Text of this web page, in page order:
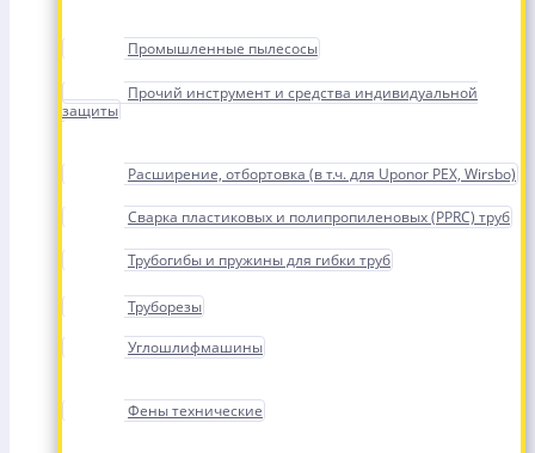
Промышленные пылесосы
Прочий инструмент и средства индивидуальной
защиты
Расширение, отбортовка (в т.ч. для Uponor PEX, Wirsbo)
Сварка пластиковых и полипропиленовых (PPRC) труб
Трубогибы и пружины для гибки труб
Труборезы
Углошлифмашины
Фены технические